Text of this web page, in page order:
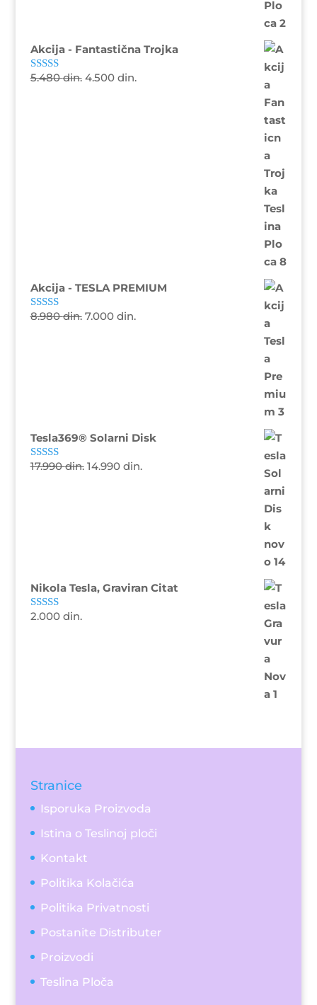
Akcija - Fantastična Trojka
Ocenjeno sa
5.480din. 4.500 din.
Akcija - TESLA PREMIUM
Ocenjeno sa
8.980din. 7.000 din.
Tesla369® Solarni Disk
Ocenjeno sa
17.990din. 14.990 din.
Nikola Tesla, Graviran Citat
Ocenjeno sa
2.000 din.
Stranice
Isporuka Proizvoda
Istina o Teslinoj ploči
Kontakt
Politika Kolačića
Politika Privatnosti
Postanite Distributer
Proizvodi
Teslina Ploča